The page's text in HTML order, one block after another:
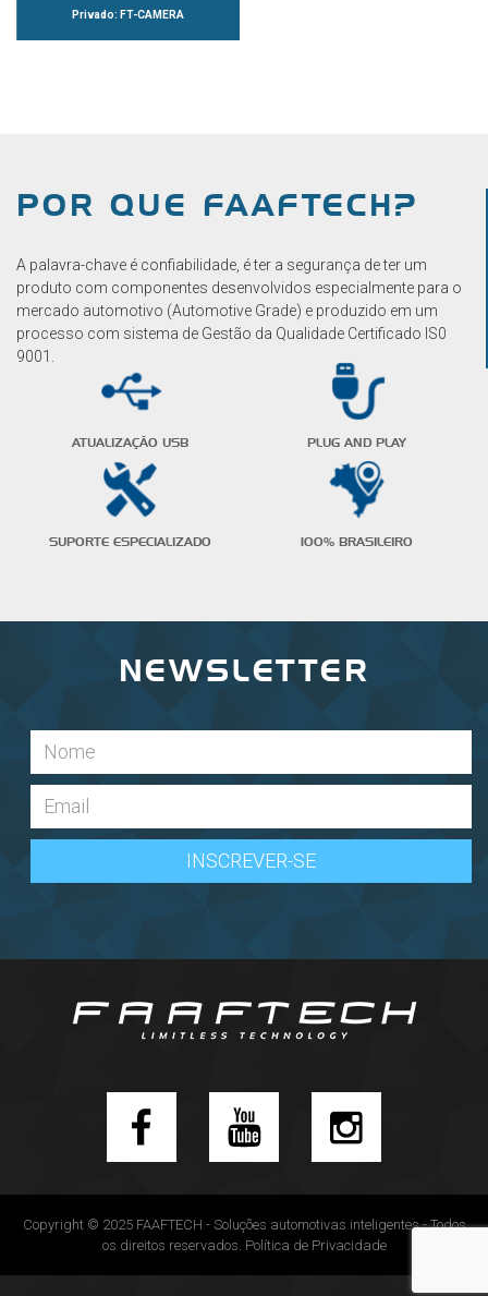
Privado: FT-CAMERA
POR QUE FAAFTECH?
A palavra-chave é confiabilidade, é ter a segurança de ter um
produto com componentes desenvolvidos especialmente para o
mercado automotivo (Automotive Grade) e produzido em um
processo com sistema de Gestão da Qualidade Certificado IS0
9001.
ATUALIZAÇÃO USB PLUG AND PLAY
SUPORTE ESPECIALIZADO 100% BRASILEIRO
NEWSLETTER
Copyright © 2025 FAAFTECH - Soluções automotivas inteligentes - Todos
os direitos reservados. Política de Privacidade